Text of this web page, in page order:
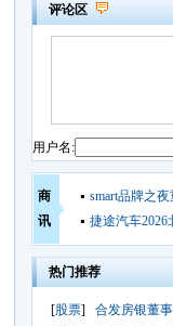
评论区
用户名:
商
讯
smart品牌之夜
捷途汽车2026
热门推荐
[股票]
合发房银董